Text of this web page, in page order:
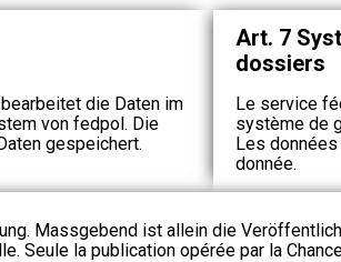
die Daten im
von fedpol. Die
gespeichert.
Art. 7
dossiers
Le service
système de
Les
donnée.
Massgebend ist allein die
Seule la publication opérée par la